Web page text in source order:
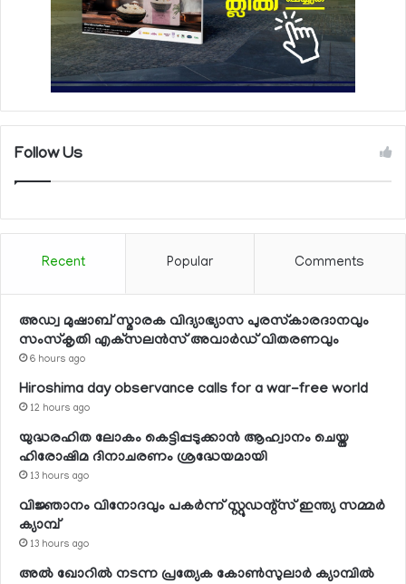
Follow Us
Recent Popular Comments
അഡ്വ മുഷാബ് സ്മാരക വിദ്യാഭ്യാസ പുരസ്‌കാരദാനവും
സംസ്‌കൃതി എക്‌സലന്‍സ് അവാര്‍ഡ് വിതരണവും
6 hours ago
Hiroshima day observance calls for a war-free world
12 hours ago
യുദ്ധരഹിത ലോകം കെട്ടിപ്പടുക്കാന്‍ ആഹ്വാനം ചെയ്ത
ഹിരോഷിമ ദിനാചരണം ശ്രദ്ധേയമായി
13 hours ago
വിജ്ഞാനം വിനോദവും പകര്‍ന്ന് സ്റ്റുഡന്റ്‌സ് ഇന്ത്യ സമ്മര്‍
ക്യാമ്പ്
13 hours ago
അല്‍ ഖോറില്‍ നടന്ന പ്രത്യേക കോണ്‍സുലാര്‍ ക്യാമ്പില്‍